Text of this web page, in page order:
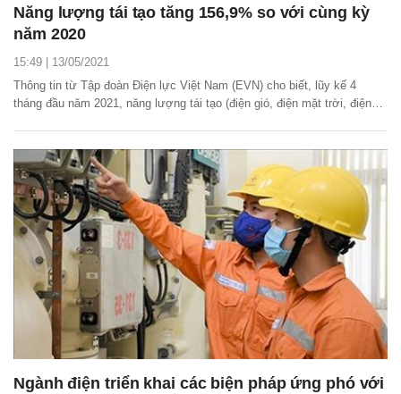
Năng lượng tái tạo tăng 156,9% so với cùng kỳ
năm 2020
15:49 | 13/05/2021
Thông tin từ Tập đoàn Điện lực Việt Nam (EVN) cho biết, lũy kế 4
tháng đầu năm 2021, năng lượng tái tạo (điện gió, điện mặt trời, điện
Ngành điện triển khai các biện pháp ứng phó với